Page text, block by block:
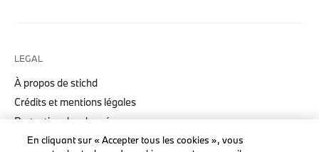
LEGAL
À propos de stichd
Crédits et mentions légales
Protection des données
Politique cookies
En cliquant sur « Accepter tous les cookies », vous